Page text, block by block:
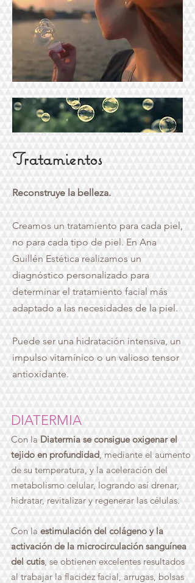
Tratamientos
Reconstruye la belleza.
Creamos un tratamiento para cada piel,
no para cada tipo de piel. En Ana
Guillén Estética realizamos un
diagnóstico personalizado para
determinar el tratamiento facial más
adaptado a las necesidades de la piel.
Puede ser una hidratación intensiva, un
impulso vitamínico o un valioso tensor
antioxidante.
DIATERMIA
Con la Diatermia se consigue oxigenar el
tejido en profundidad, mediante el aumento
de su temperatura, y la aceleración del
metabolismo celular, logrando así drenar,
hidratar, revitalizar y regenerar las células.
Con la estimulación del colágeno y la
activación de la microcirculación sanguínea
del cutis, se obtienen excelentes resultados
al trabajar la flacidez facial, arrugas, bolsas